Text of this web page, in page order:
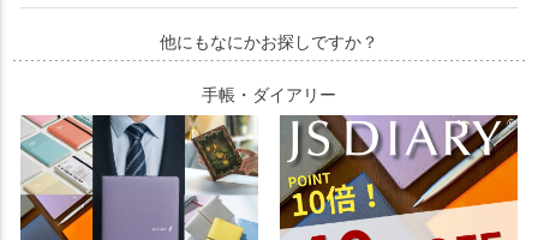
他にもなにかお探しですか？
手帳・ダイアリー